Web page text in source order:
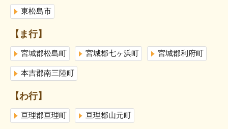
東松島市
【ま行】
宮城郡松島町 宮城郡七ヶ浜町 宮城郡利府町
本吉郡南三陸町
【わ行】
亘理郡亘理町 亘理郡山元町